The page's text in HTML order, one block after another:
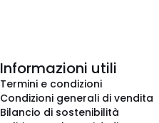
Informazioni utili
Termini e condizioni
Condizioni generali di vendita
Bilancio di sostenibilità